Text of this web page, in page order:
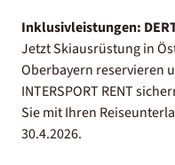
Inklusivleistungen:
Jetzt Skiausrüstung in
Oberbayern reservieren
INTERSPORT RENT
Sie mit Ihren
30.4.2026.